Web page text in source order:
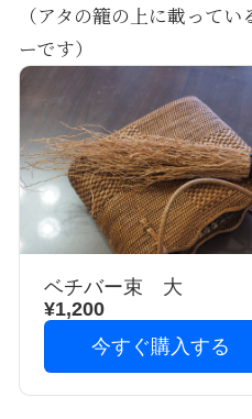
（アタの籠の上に載って
ーです）
ベチバー束 大
¥1,200
今すぐ購入する